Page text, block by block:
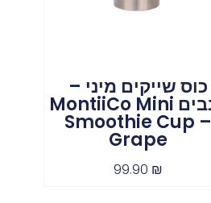
כוס שייקים מיני –
ענבים MontiiCo Mini
Smoothie Cup –
Grape
99.90 ₪